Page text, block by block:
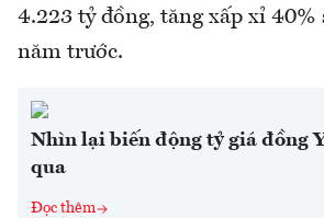
4.223 tỷ đồng, tăng xấp xỉ 40%
năm trước.
Nhìn lại biến động tỷ giá đồng
qua
Đọc thêm